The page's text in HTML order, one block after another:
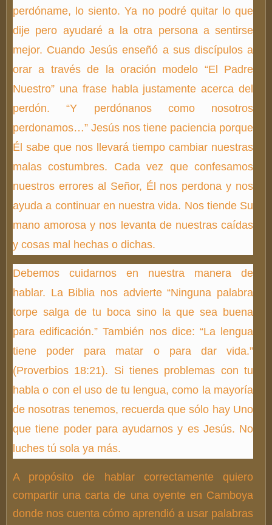
perdóname, lo siento. Ya no podré quitar lo que
dije pero ayudaré a la otra persona a sentirse
mejor. Cuando Jesús enseñó a sus discípulos a
orar a través de la oración modelo “El Padre
Nuestro” una frase habla justamente acerca del
perdón. “Y perdónanos como nosotros
perdonamos…” Jesús nos tiene paciencia porque
Él sabe que nos llevará tiempo cambiar nuestras
malas costumbres. Cada vez que confesamos
nuestros errores al Señor, Él nos perdona y nos
ayuda a continuar en nuestra vida. Nos tiende Su
mano amorosa y nos levanta de nuestras caídas
y cosas mal hechas o dichas.
Debemos cuidarnos en nuestra manera de
hablar. La Biblia nos advierte “Ninguna palabra
torpe salga de tu boca sino la que sea buena
para edificación.” También nos dice: “La lengua
tiene poder para matar o para dar vida.”
(Proverbios 18:21). Si tienes problemas con tu
habla o con el uso de tu lengua, como la mayoría
de nosotras tenemos, recuerda que sólo hay Uno
que tiene poder para ayudarnos y es Jesús. No
luches tú sola ya más.
A propósito de hablar correctamente quiero
compartir una carta de una oyente en Camboya
donde nos cuenta cómo aprendió a usar palabras